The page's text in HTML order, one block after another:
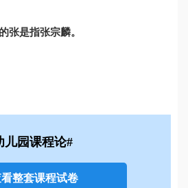
张是指张宗麟。
儿园课程论#
整套课程试卷